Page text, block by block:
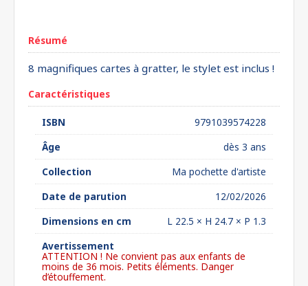
Résumé
8 magnifiques cartes à gratter, le stylet est inclus !
Caractéristiques
ISBN
9791039574228
Âge
dès 3 ans
Collection
Ma pochette d'artiste
Date de parution
12/02/2026
Dimensions en cm
L 22.5 × H 24.7 × P 1.3
Avertissement
ATTENTION ! Ne convient pas aux enfants de
moins de 36 mois. Petits éléments. Danger
d’étouffement.